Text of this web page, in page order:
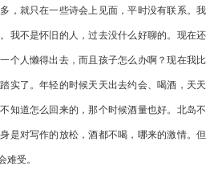
，就只在一些诗会上见面，平时没有联系。我
我不是怀旧的人，过去没什么好聊的。现在还
个人懒得出去，而且孩子怎么办啊？现在我比
实了。年轻的时候天天出去约会、喝酒，天天
知道怎么回来的，那个时候酒量也好。北岛不
是对写作的放松，酒都不喝，哪来的激情。但
难受。